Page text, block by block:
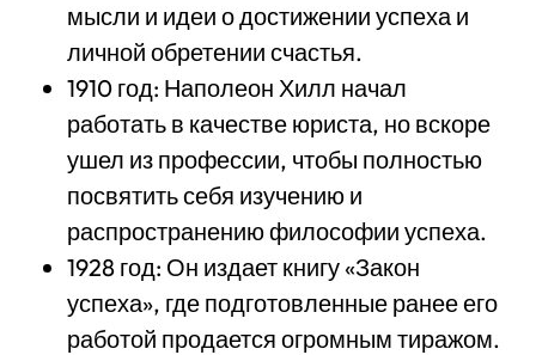
мысли и идеи о достижении успеха и
личной обретении счастья.
1910 год: Наполеон Хилл начал
работать в качестве юриста, но вскоре
ушел из профессии, чтобы полностью
посвятить себя изучению и
распространению философии успеха.
1928 год: Он издает книгу «Закон
успеха», где подготовленные ранее его
работой продается огромным тиражом.